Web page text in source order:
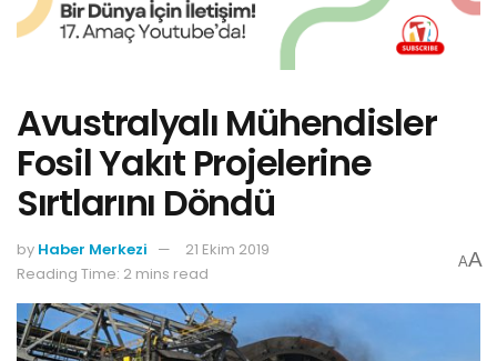
Avustralyalı Mühendisler
Fosil Yakıt Projelerine
Sırtlarını Döndü
by Haber Merkezi
21 Ekim 2019
Reading Time: 2 mins read
AA